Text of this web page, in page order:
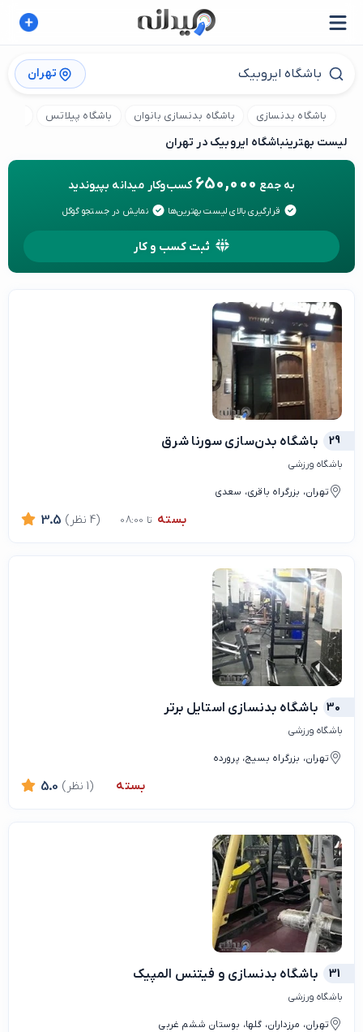
تهران
باشگاه بدنسازی باشگاه بدنسازی بانوان باشگاه پیلاتس
لیست بهترینباشگاه ایروبیک در تهران
به جمع 650,000 کسب‌وکار میدانه بپیوندید
قرارگیری بالای لیست بهترین‌ها نمایش در جستجو گوگل
ثبت کسب و کار
29 باشگاه بدن‌سازی سورنا شرق
باشگاه ورزشی
تهران، بزرگراه باقری، سعدی
بسته تا 08:00 3.5 (4 نظر)
30 باشگاه بدنسازی استایل برتر
باشگاه ورزشی
تهران، بزرگراه بسیج، پرورده
بسته 5.0 (1 نظر)
31 باشگاه بدنسازي و فيتنس المپيك
باشگاه ورزشی
تهران، مرزداران، گلها، بوستان ششم غربی